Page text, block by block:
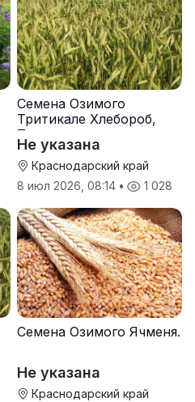
Семена Озимого
Тритикале Хлебороб,
Тихон
Не указана
Краснодарский край
8 июл 2026, 08:14 • 1 028
Семена Озимого Ячменя.
Не указана
Краснодарский край